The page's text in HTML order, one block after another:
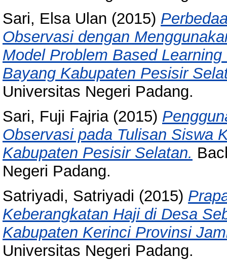
Sari, Elsa Ulan (2015)
Observasi dengan
Model Problem Based
Bayang Kabupaten Pesisir
Universitas Negeri Padang.
Sari, Fuji Fajria(2015)
Observasi pada Tulisan Siswa
Kabupaten Pesisir Selatan.
Negeri Padang.
Satriyadi, Satriyadi (2015)
Keberangkatan Haji di Desa
Kabupaten Kerinci Provinsi
Universitas Negeri Padang.